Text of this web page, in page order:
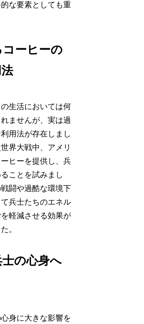
な要素としても重
ーヒーの
生活においては何
ませんが、実は過
用法が存在しまし
界大戦中、アメリ
ヒーを提供し、兵
ことを試みまし
闘や過酷な環境下
兵士たちのエネル
軽減させる効果が
。
の心身へ
身に大きな影響を